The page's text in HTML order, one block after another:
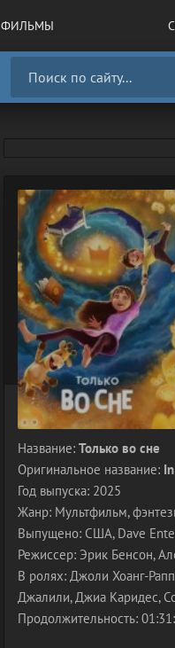
ФИЛЬМЫ
Название: Только во сне
Оригинальное название:
Год выпуска: 2025
Жанр: Мультфильм,
Выпущено: США, Dave
Режиссер: Эрик Бенсон,
В ролях: Джоли Хоанг-
Джалили, Джиа Каридес,
Продолжительность: